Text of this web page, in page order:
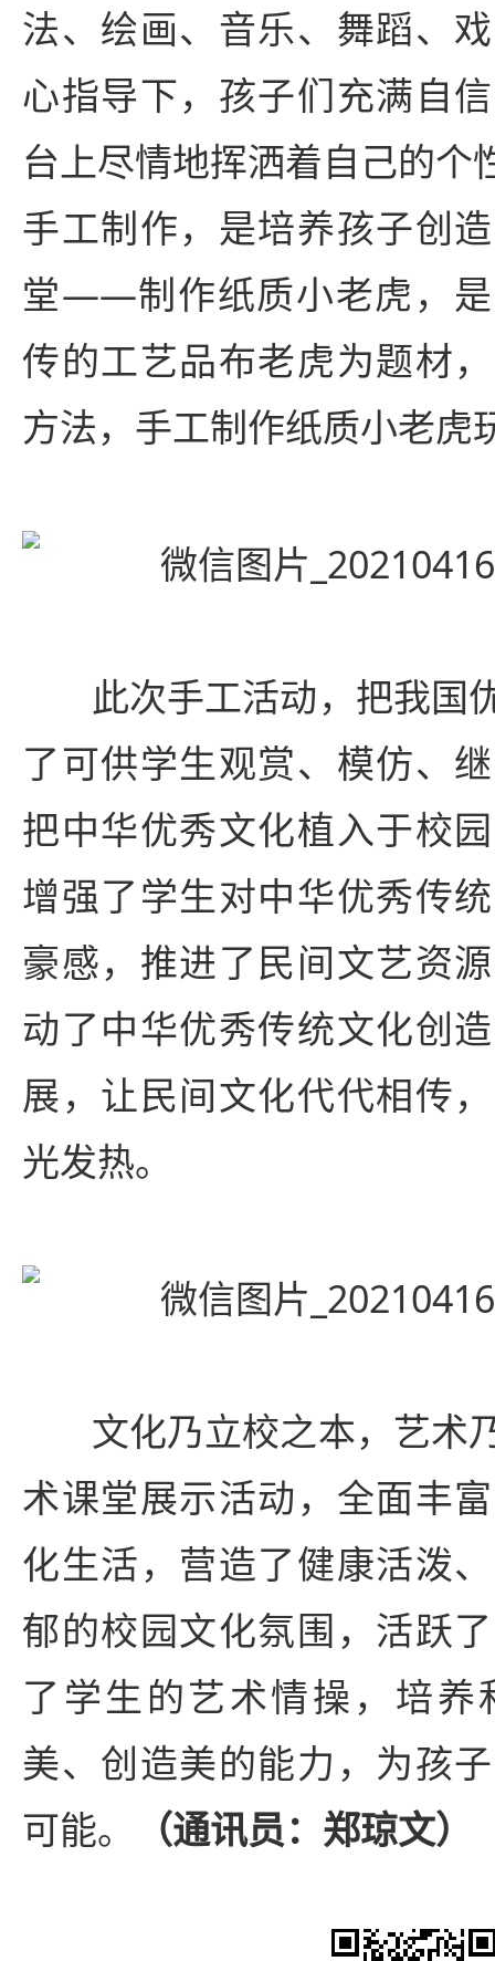
法、绘画、音乐、舞蹈、
心指导下，孩子们充满自
台上尽情地挥洒着自己的个
手工制作，是培养孩子创
堂——制作纸质小老虎，
传的工艺品布老虎为题材
方法，手工制作纸质小老虎
此次手工活动，把我国
了可供学生观赏、模仿、
把中华优秀文化植入于校
增强了学生对中华优秀传
豪感，推进了民间文艺资
动了中华优秀传统文化创
展，让民间文化代代相传
光发热。
文化乃立校之本，艺术
术课堂展示活动，全面丰
化生活，营造了健康活泼
郁的校园文化氛围，活跃
了学生的艺术情操，培养
美、创造美的能力，为孩
可能。
（通讯员：郑琼文）